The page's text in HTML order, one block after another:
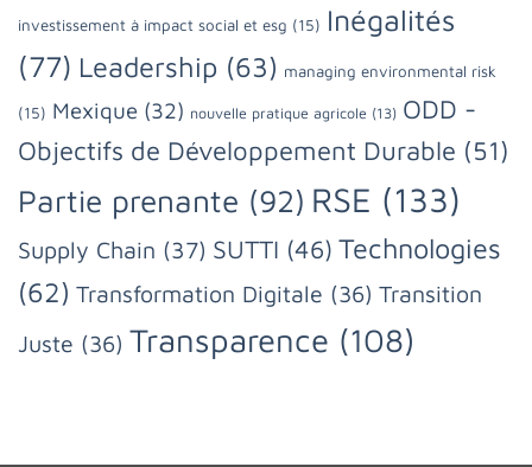
investissement à impact social et esg (15) Inégalités
(77) Leadership (63) managing environmental risk
(15) Mexique (32) nouvelle pratique agricole (13) ODD -
Objectifs de Développement Durable (51)
Partie prenante (92) RSE (133)
Supply Chain (37) SUTTI (46) Technologies
(62) Transformation Digitale (36) Transition
Juste (36) Transparence (108)